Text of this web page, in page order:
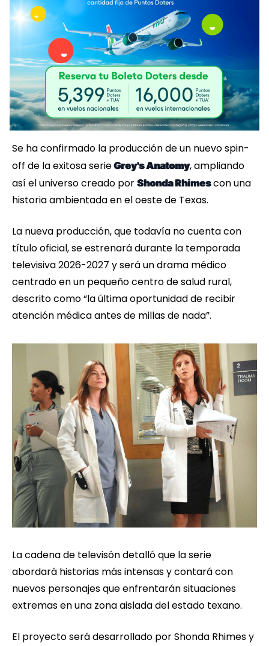
Se ha confirmado la producción de un nuevo spin-
off de la exitosa serieGrey's Anatomy, ampliando
así el universo creado por Shonda Rhimescon una
historia ambientada en el oeste de Texas.
La nueva producción, que todavía no cuenta con
título oficial, se estrenará durante la temporada
televisiva 2026-2027 y será un drama médico
centrado en un pequeño centro de salud rural,
descrito como “la última oportunidad de recibir
atención médica antes de millas de nada”.
La cadena de televisón detalló que la serie
abordará historias más intensas y contará con
nuevos personajes que enfrentarán situaciones
extremas en una zona aislada del estado texano.
El proyecto será desarrollado por Shonda Rhimes y